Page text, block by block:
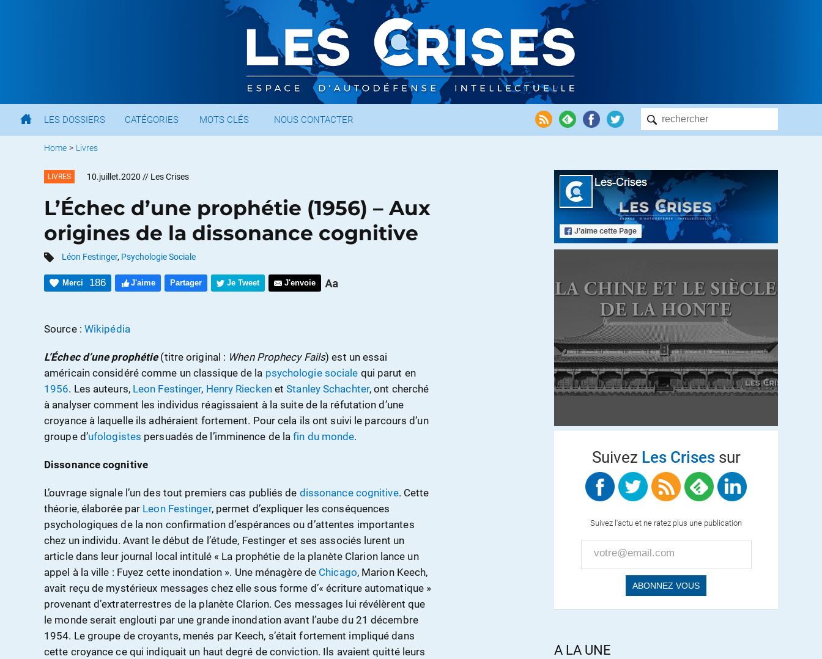
LES DOSSIERS CATÉGORIES MOTS CLÉS NOUS CONTACTER
Home > Livres
LIVRES 10.juillet.2020 // Les Crises
L’Échec d’une prophétie (1956) – Aux
origines de la dissonance cognitive
Léon Festinger, Psychologie Sociale
Merci 186 J'aime Partager Je Tweet J'envoie
Source : Wikipédia
L’Échec d’une prophétie(titre original : When Prophecy Fails) est un essai
américain considéré comme un classique de la psychologie sociale qui parut en
1956. Les auteurs, Leon Festinger, Henry RieckenetStanley Schachter, ont cherché
à analyser comment les individus réagissaient à la suite de la réfutation d’une
croyance à laquelle ils adhéraient fortement. Pour cela ils ont suivi le parcours d’un
groupe d’ufologistes persuadés de l’imminence de lafin du monde.
Dissonance cognitive
L’ouvrage signale l’un des tout premiers cas publiés de dissonance cognitive. Cette
théorie, élaborée par Leon Festinger, permet d’expliquer les conséquences
psychologiques de la non confirmation d’espérances ou d’attentes importantes
chez un individu. Avant le début de l’étude, Festinger et ses associés lurent un
article dans leur journal local intitulé « La prophétie de la planète Clarion lance un
appel à la ville : Fuyez cette inondation ». Une ménagère de Chicago, Marion Keech,
avait reçu de mystérieux messages chez elle sous forme d’« écriture automatique »
provenant d’extraterrestres de la planète Clarion. Ces messages lui révélèrent que
le monde serait englouti par une grande inondation avant l’aube du 21 décembre
1954. Le groupe de croyants, menés par Keech, s’était fortement impliqué dans
cette croyance ce qui indiquait un haut degré de conviction. Ils avaient quitté leurs
Suivez Les Crisessur
Suivez l'actu et ne ratez plus une publication
A LA UNE